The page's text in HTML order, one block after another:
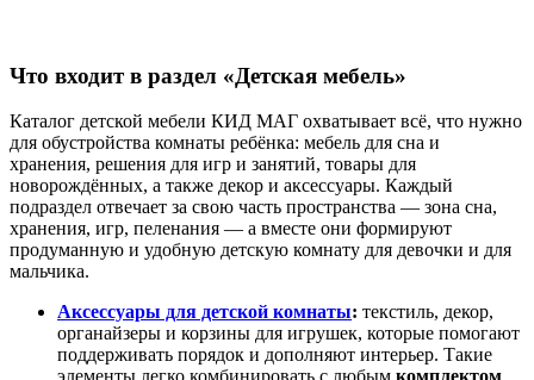
Что входит в раздел «Детская мебель»
Каталог детской мебели КИД МАГ охватывает всё, что нужно
для обустройства комнаты ребёнка: мебель для сна и
хранения, решения для игр и занятий, товары для
новорождённых, а также декор и аксессуары. Каждый
подраздел отвечает за свою часть пространства — зона сна,
хранения, игр, пеленания — а вместе они формируют
продуманную и удобную детскую комнату для девочки и для
мальчика.
Аксессуары для детской комнаты: текстиль, декор,
органайзеры и корзины для игрушек, которые помогают
поддерживать порядок и дополняют интерьер. Такие